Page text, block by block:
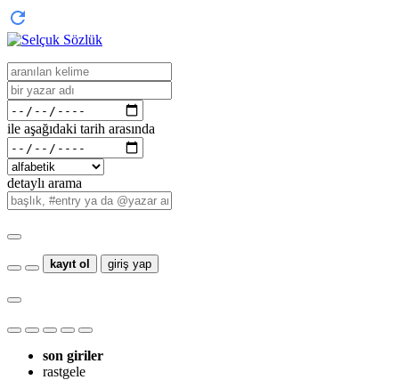
ile aşağıdaki tarih arasında
detaylı arama
kayıt ol giriş yap
son giriler
rastgele